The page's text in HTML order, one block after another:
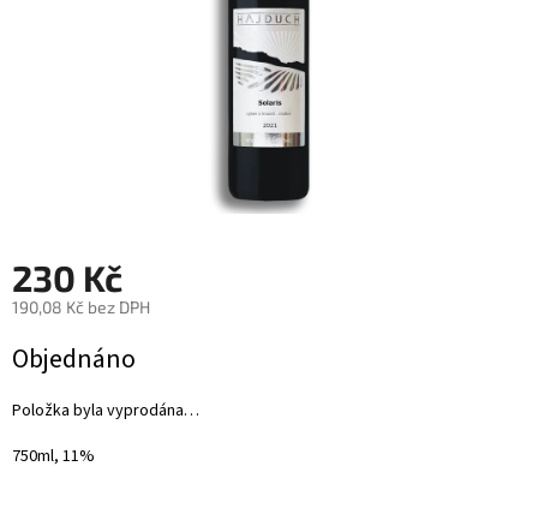
230 Kč
190,08 Kč bez DPH
cena:
Objednáno
Položka byla vyprodána…
750ml, 11%